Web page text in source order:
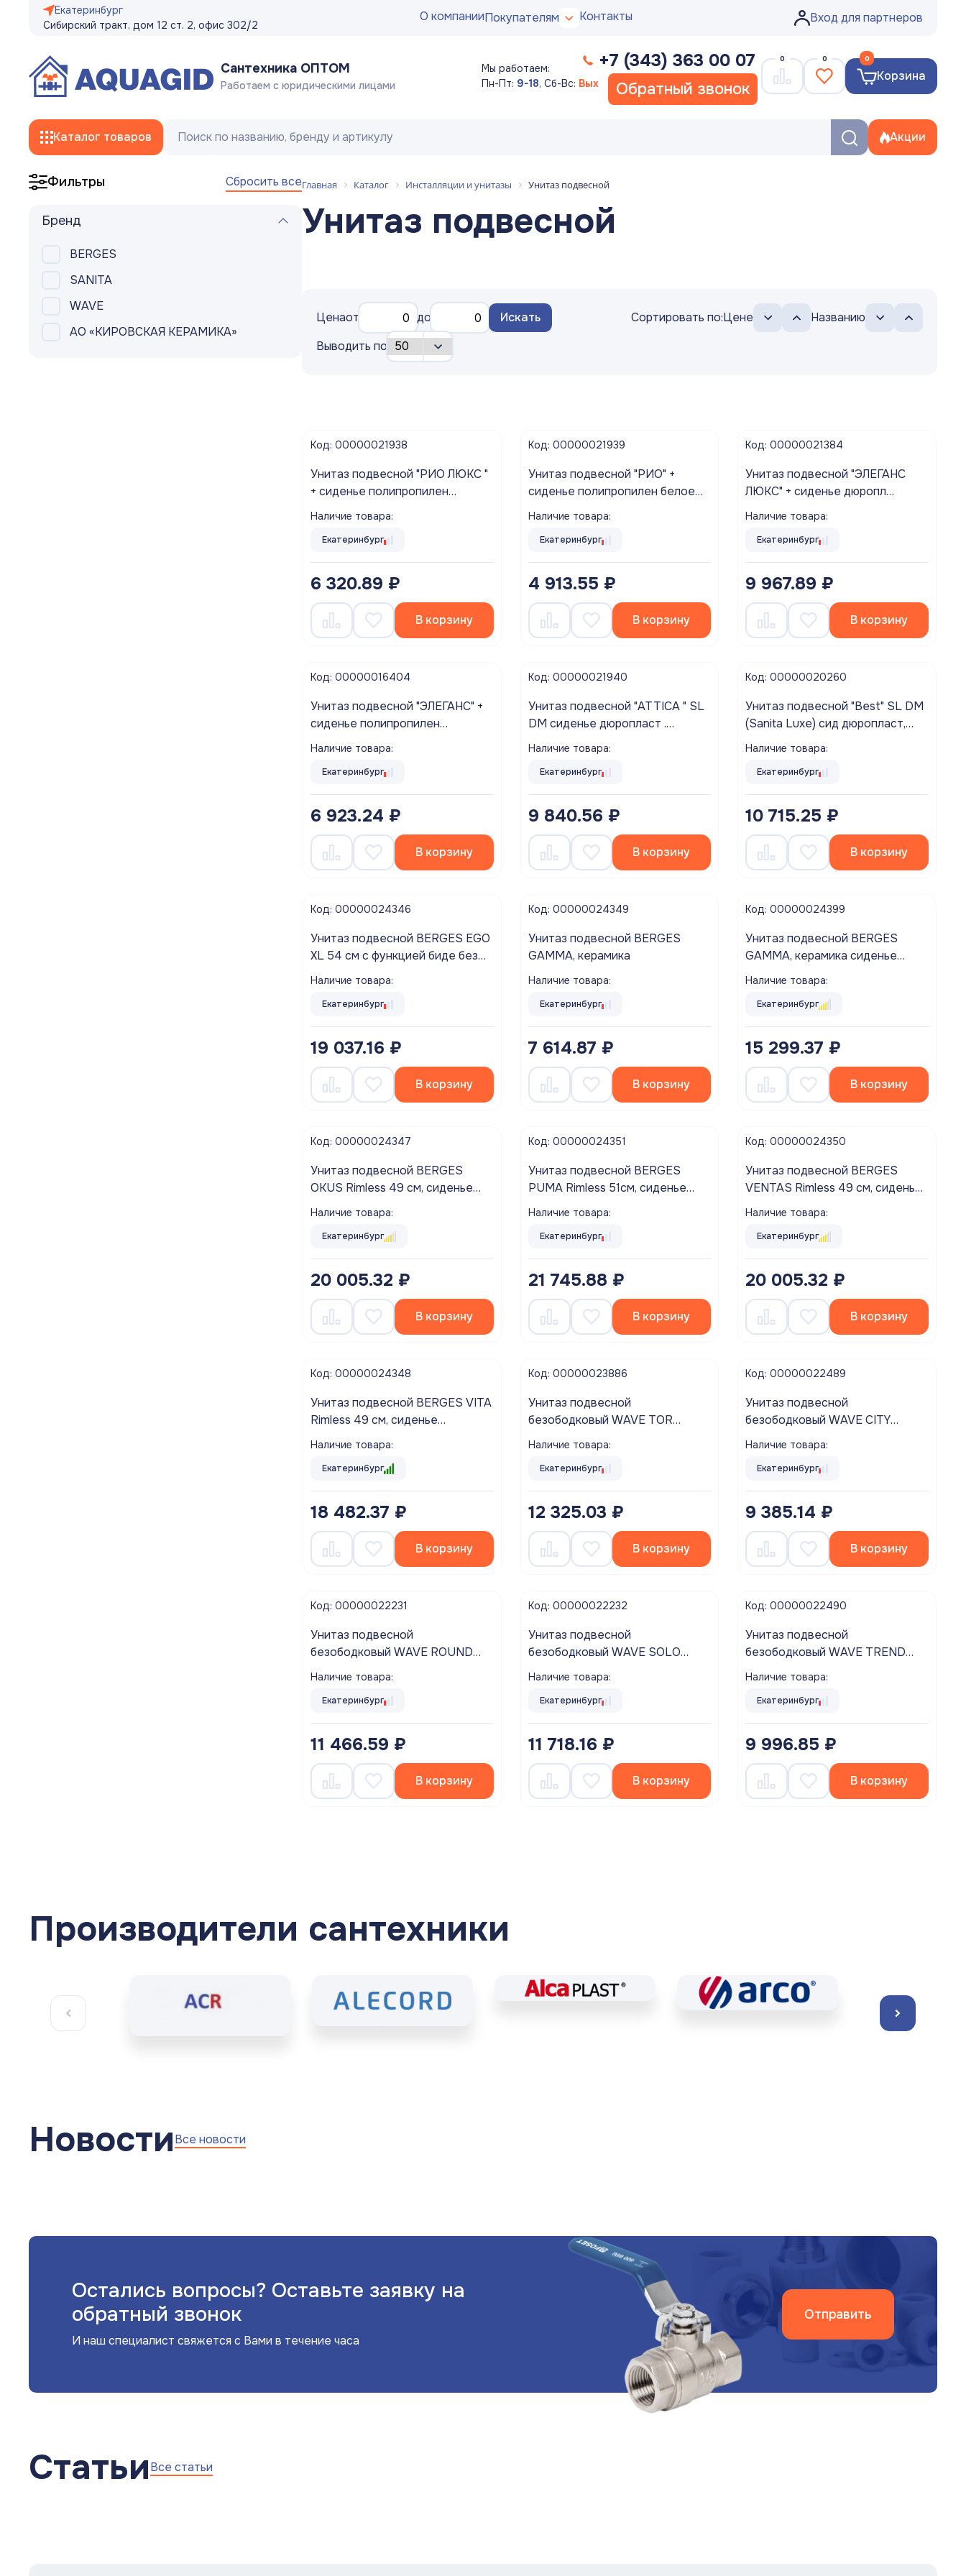
Екатеринбург
Сибирский тракт, дом 12 ст. 2, офис 302/2
О компанииПокупателям Контакты Вход для партнеров
Сантехника ОПТОМ
Работаем с юридическими лицами
Мы работаем:
Пн-Пт: 9-18, Сб-Вс: Вых
+7 (343) 363 00 07
Обратный звонок
0 0
Корзина
0
Каталог товаров
Гибкая подводка, сливные/заливные
Акции
Фильтры Сбросить все
Бренд
BERGES
SANITA
WAVE
АО «КИРОВСКАЯ КЕРАМИКА»
Главная Каталог Инсталляции и унитазы Унитаз подвесной
Унитаз подвесной
Ценаот до Искать Сортировать по:Цене
Названию
Выводить по
Код: 00000021938
Унитаз подвесной "РИО ЛЮКС "
+ сиденье полипропилен
микролифт ROSA г. Киров
Наличие товара:
Екатеринбург
6 320.89 ₽
В корзину
Код: 00000021939
Унитаз подвесной "РИО" +
сиденье полипропилен белое
ROSA г. Киров
Наличие товара:
Екатеринбург
4 913.55 ₽
В корзину
Код: 00000021384
Унитаз подвесной "ЭЛЕГАНС
ЛЮКС" + сиденье дюропл
микролифт ROSA г. Киров
Наличие товара:
Екатеринбург
9 967.89 ₽
В корзину
Код: 00000016404
Унитаз подвесной "ЭЛЕГАНС" +
сиденье полипропилен
микролифт ROSA г. Киров
Наличие товара:
Екатеринбург
6 923.24 ₽
В корзину
Код: 00000021940
Унитаз подвесной "ATTICA " SL
DM сиденье дюропласт .
Наличие товара:
Екатеринбург
9 840.56 ₽
В корзину
Код: 00000020260
Унитаз подвесной "Best" SL DM
(Sanita Luxe) сид дюропласт,
микро лифт , clip-up
Наличие товара:
Екатеринбург
10 715.25 ₽
В корзину
Код: 00000024346
Унитаз подвесной BERGES EGO
XL 54 см с функцией биде без
смесителя, керамика
Наличие товара:
Екатеринбург
19 037.16 ₽
В корзину
Код: 00000024349
Унитаз подвесной BERGES
GAMMA, керамика
Наличие товара:
Екатеринбург
7 614.87 ₽
В корзину
Код: 00000024399
Унитаз подвесной BERGES
GAMMA, керамика сиденье
пластик микролифт
Наличие товара:
Екатеринбург
15 299.37 ₽
В корзину
Код: 00000024347
Унитаз подвесной BERGES
OKUS Rimless 49 см, сиденье
дюропласт, микролифт,
Наличие товара:
Екатеринбург
20 005.32 ₽
В корзину
Код: 00000024351
Унитаз подвесной BERGES
PUMA Rimless 51см, сиденье
дюропласт Toma Slim SO,
микролифт, быстросьем
Наличие товара:
Екатеринбург
21 745.88 ₽
В корзину
Код: 00000024350
Унитаз подвесной BERGES
VENTAS Rimless 49 см, сиденье
дюропласт Ventas Slim SO,
микролифт, быстросъём
Наличие товара:
Екатеринбург
20 005.32 ₽
В корзину
Код: 00000024348
Унитаз подвесной BERGES VITA
Rimless 49 см, сиденье
дюропласт, микролифт,
Наличие товара:
Екатеринбург
18 482.37 ₽
В корзину
Код: 00000023886
Унитаз подвесной
безободковый WAVE TOR
Tornado сиденье дюропласт,
микролифт БЕЛЫЙ глянец
Наличие товара:
Екатеринбург
12 325.03 ₽
В корзину
Код: 00000022489
Унитаз подвесной
безободковый WAVE CITY
сиденье дюропласт, микролифт
БЕЛЫЙ глянец
Наличие товара:
Екатеринбург
9 385.14 ₽
В корзину
Код: 00000022231
Унитаз подвесной
безободковый WAVE ROUND
сиденье дюропласт, микролифт
БЕЛЫЙ глянец
Наличие товара:
Екатеринбург
11 466.59 ₽
В корзину
Код: 00000022232
Унитаз подвесной
безободковый WAVE SOLO
сиденье дюропласт, микролифт
БЕЛЫЙ глянец
Наличие товара:
Екатеринбург
11 718.16 ₽
В корзину
Код: 00000022490
Унитаз подвесной
безободковый WAVE TREND
сиденье дюропласт, микролифт
БЕЛЫЙ глянец
Наличие товара:
Екатеринбург
9 996.85 ₽
В корзину
Производители сантехники
НовостиВсе новости
Остались вопросы? Оставьте заявку на
обратный звонок
И наш специалист свяжется с Вами в течение часа
Отправить
СтатьиВсе статьи